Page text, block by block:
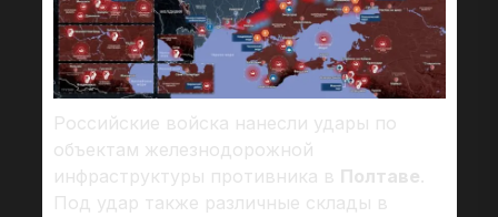
Российские войска нанесли удары по
объектам железнодорожной
инфраструктуры противника в Полтаве.
Под удар также различные склады в